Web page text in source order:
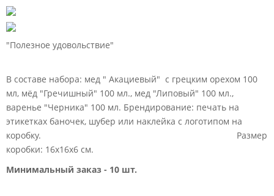
"Полезное удовольствие"
В составе набора: мед " Акациевый" с грецким орехом 100
мл, мёд "Гречишный" 100 мл., мед "Липовый" 100 мл.,
варенье "Черника" 100 мл. Брендирование: печать на
этикетках баночек, шубер или наклейка с логотипом на
коробку. Размер
коробки: 16х16х6 см.
Минимальный заказ - 10 шт.